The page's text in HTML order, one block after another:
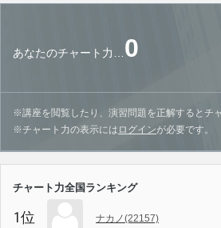
あなたのチャート力… 0
※講座を閲覧したり、演習問題を正解するとチ
※チャート力の表示には ログインが必要です。
チャート力全国ランキング
1位 ナカノ(22157)